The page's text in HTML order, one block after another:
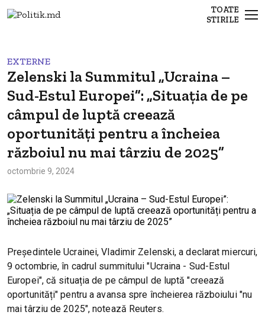
TOATE
STIRILE
EXTERNE
Zelenski la Summitul „Ucraina –
Sud-Estul Europei”: „Situația de pe
câmpul de luptă creează
oportunități pentru a încheiea
războiul nu mai târziu de 2025”
octombrie 9, 2024
Președintele Ucrainei, Vladimir Zelenski, a declarat miercuri,
9 octombrie, în cadrul summitului "Ucraina - Sud-Estul
Europei", că situația de pe câmpul de luptă "creează
oportunități" pentru a avansa spre încheierea războiului "nu
mai târziu de 2025", notează Reuters.